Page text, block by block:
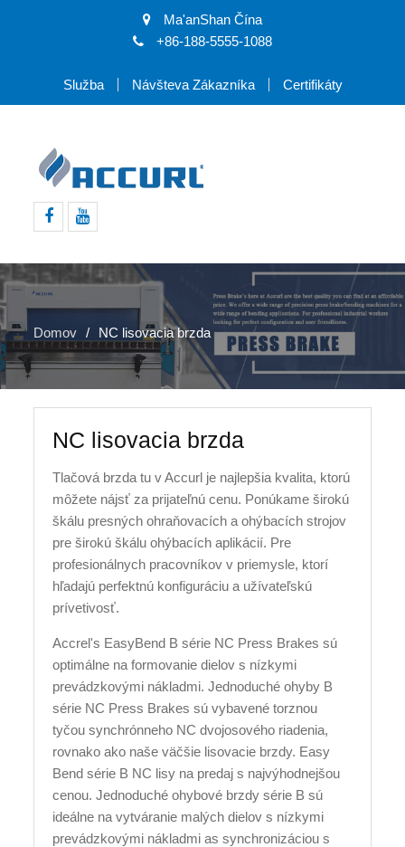
Ma'anShan Čína
+86-188-5555-1088
Služba Návšteva Zákazníka Certifikáty
Domov NC lisovacia brzda
NC lisovacia brzda
Tlačová brzda tu v Accurl je najlepšia kvalita, ktorú
môžete nájsť za prijateľnú cenu. Ponúkame širokú
škálu presných ohraňovacích a ohýbacích strojov
pre širokú škálu ohýbacích aplikácií. Pre
profesionálnych pracovníkov v priemysle, ktorí
hľadajú perfektnú konfiguráciu a užívateľskú
prívetivosť.
Accrel's EasyBend B série NC Press Brakes sú
optimálne na formovanie dielov s nízkymi
prevádzkovými nákladmi. Jednoduché ohyby B
série NC Press Brakes sú vybavené torznou
tyčou synchrónneho NC dvojosového riadenia,
rovnako ako naše väčšie lisovacie brzdy. Easy
Bend série B NC lisy na predaj s najvýhodnejšou
cenou. Jednoduché ohybové brzdy série B sú
ideálne na vytváranie malých dielov s nízkymi
prevádzkovými nákladmi as synchronizáciou s